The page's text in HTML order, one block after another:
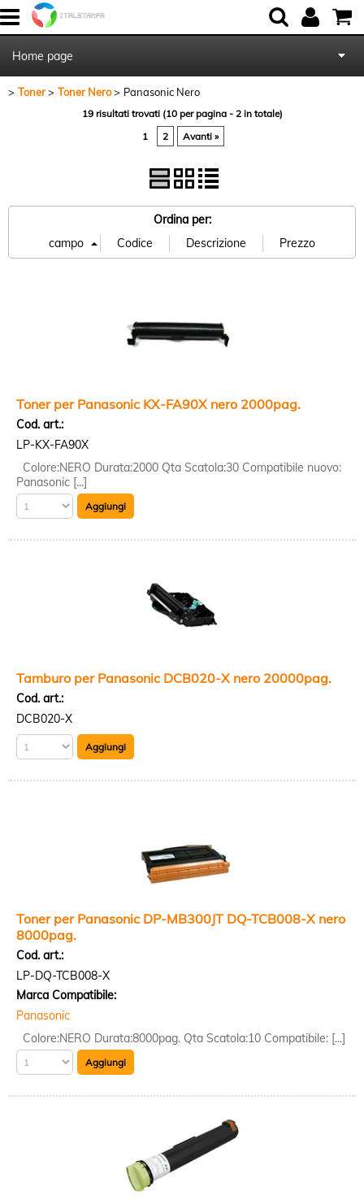
Home page
Chi Siamo
Toner Toner Nero Panasonic Nero
19 risultati trovati (10 per pagina - 2 in totale)
1
2 Avanti »
Ordina per:
Toner per Panasonic KX-FA90X nero 2000pag.
Cod. art.:
LP-KX-FA90X
Colore:NERO Durata:2000 Qta Scatola:30 Compatibile nuovo:
Panasonic [...]
Tamburo per Panasonic DCB020-X nero 20000pag.
Cod. art.:
DCB020-X
Toner per Panasonic DP-MB300JT DQ-TCB008-X nero
8000pag.
Cod. art.:
LP-DQ-TCB008-X
Marca Compatibile:
Panasonic
Colore:NERO Durata:8000pag. Qta Scatola:10 Compatibile: [...]